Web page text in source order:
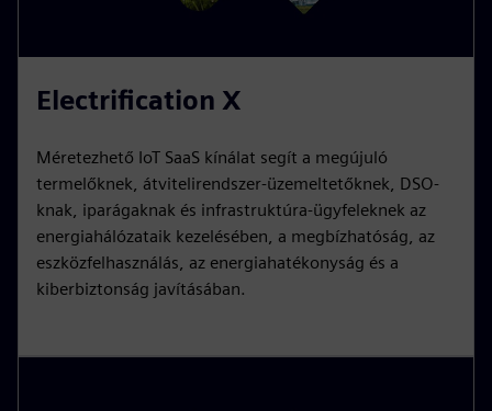
Electrification X
Méretezhető IoT SaaS kínálat segít a megújuló
termelőknek, átvitelirendszer-üzemeltetőknek, DSO-
knak, iparágaknak és infrastruktúra-ügyfeleknek az
energiahálózataik kezelésében, a megbízhatóság, az
eszközfelhasználás, az energiahatékonyság és a
kiberbiztonság javításában.